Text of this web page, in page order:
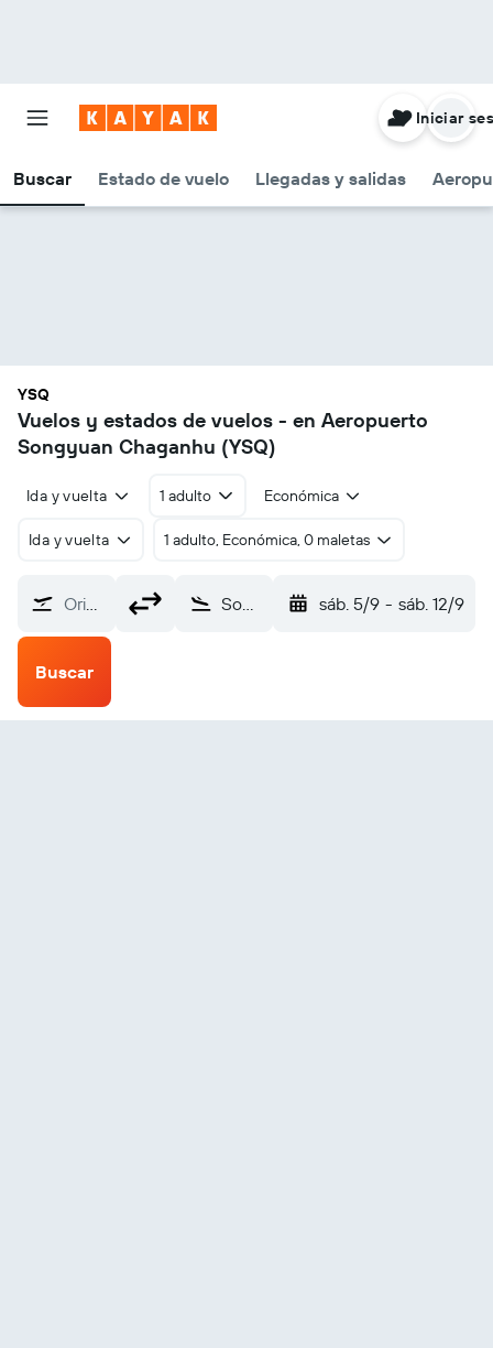
Buscar Estado de vuelo Llegadas y salidas
Iniciar
YSQ
Vuelos y estados de vuelos - en Aeropuerto
Songyuan Chaganhu (YSQ)
Ida y vuelta 1 adulto Económica
Ida y vuelta 1 adulto, Económica, 0 maletas
Origen Songyuan Chaganhu (YSQ) sáb. 5/9 - sáb. 12/9
Buscar